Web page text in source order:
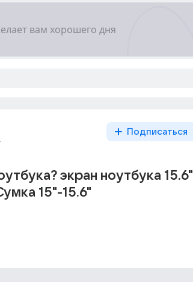
Подписаться
экран ноутбука 15.6"
15"-15.6"